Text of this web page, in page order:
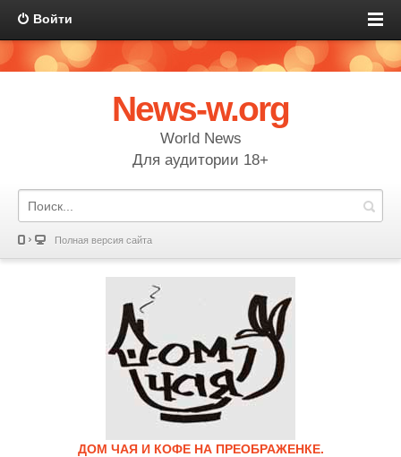
Войти
News-w.org
World News
Для аудитории 18+
Полная версия сайта
ДОМ ЧАЯ И КОФЕ НА ПРЕОБРАЖЕНКЕ.